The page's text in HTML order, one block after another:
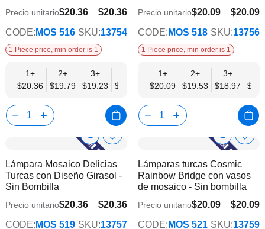
deseos
$20.36
$15.83
Precio unitario$20.36
CODE: MOS 516 SKU:13754
1 Piece price, min order is 1
1+
$20.36
2+
$19.79
3+
$19.23
$18.66
9+
$18.10
12+
$17.53
15+
$16.96
$20.09
$15.62
Precio unitario$20.09
CODE: MOS 518 SKU:13756
1 Piece price, min order is 1
1+
$20.09
2+
$19.53
3+
$18.97
Show
Info
Añadir
la
lista
deseos
Lámpara Mosaico Delicias
Turcas con Diseño Girasol -
Sin Bombilla
$20.36
$15.83
Precio unitario$20.36
CODE: MOS 519 SKU:13757
Show
Info
lista
de
Lámparas turcas Cosmic
Rainbow Bridge con vasos
de mosaico - Sin bombilla
$20.09
$15.62
Precio unitario$20.09
CODE: MOS 521 SKU:13759